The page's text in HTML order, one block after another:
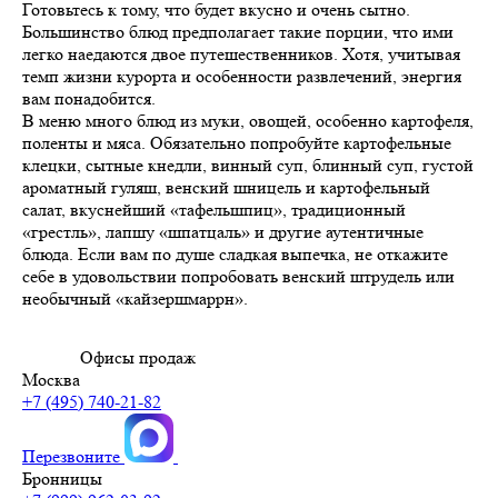
Готовьтесь к тому, что будет вкусно и очень сытно.
Большинство блюд предполагает такие порции, что ими
легко наедаются двое путешественников. Хотя, учитывая
темп жизни курорта и особенности развлечений, энергия
вам понадобится.
В меню много блюд из муки, овощей, особенно картофеля,
поленты и мяса. Обязательно попробуйте картофельные
клецки, сытные кнедли, винный суп, блинный суп, густой
ароматный гуляш, венский шницель и картофельный
салат, вкуснейший «тафельшпиц», традиционный
«грестль», лапшу «шпатцаль» и другие аутентичные
блюда. Если вам по душе сладкая выпечка, не откажите
себе в удовольствии попробовать венский штрудель или
необычный «кайзершмаррн».
Офисы продаж
Москва
+7 (495) 740-21-82
Перезвоните
Бронницы